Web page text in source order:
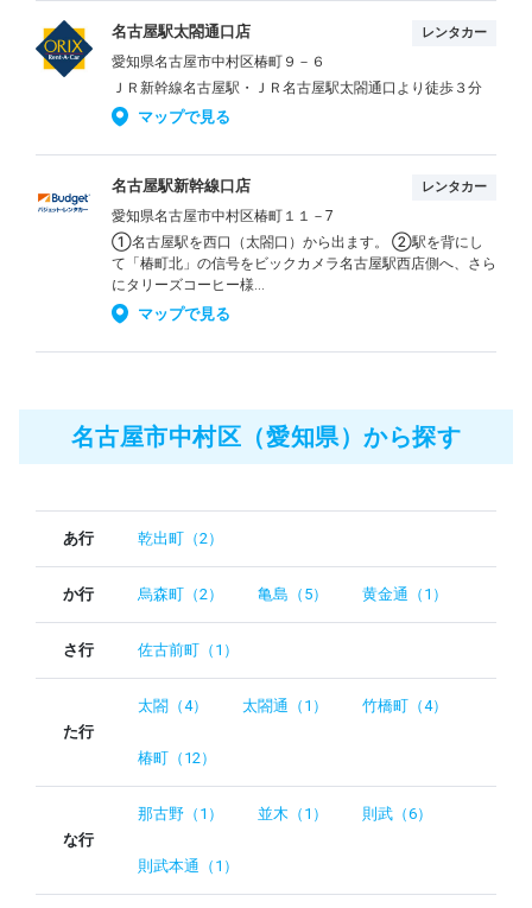
名古屋駅太閤通口店 レンタカー
愛知県名古屋市中村区椿町９－６
ＪＲ新幹線名古屋駅・ＪＲ名古屋駅太閤通口より徒歩３分
マップで見る
名古屋駅新幹線口店 レンタカー
愛知県名古屋市中村区椿町１１－7
①名古屋駅を西口（太閤口）から出ます。 ②駅を背にし
て「椿町北」の信号をビックカメラ名古屋駅西店側へ、さら
にタリーズコーヒー様...
マップで見る
名古屋市中村区（愛知県）から探す
あ行 乾出町（2）
か行 烏森町（2） 亀島（5） 黄金通（1）
さ行 佐古前町（1）
た行
太閤（4） 太閤通（1） 竹橋町（4）
椿町（12）
な行
那古野（1） 並木（1） 則武（6）
則武本通（1）